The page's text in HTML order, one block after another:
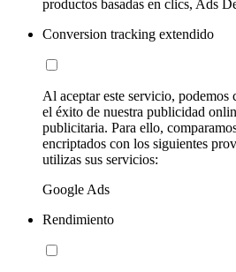
productos basadas en clics, Ads
Conversion tracking extendido
Al aceptar este servicio,
el éxito de nuestra publicidad
publicitaria. Para ello,
encriptados con los siguientes
utilizas sus servicios:
Google Ads
Rendimiento